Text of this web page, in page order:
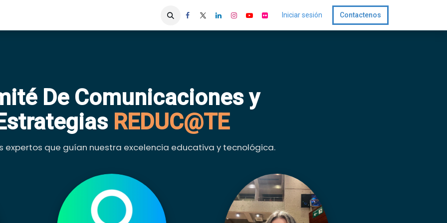
Iniciar sesión Contactenos
De Comunicaciones y
REDUC@TE
expertos que guían nuestra excelencia educativa y tecnológica.